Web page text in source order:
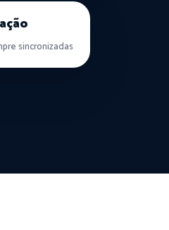
sincronizadas